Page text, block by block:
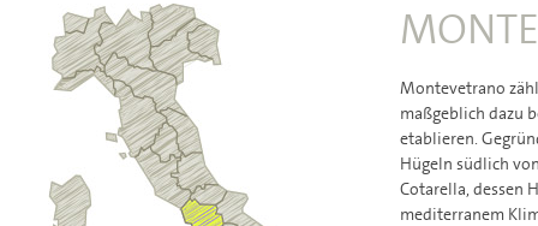
Montevetrano
maßgeblich dazu
etablieren.
Hügeln südlich
Cotarella, dessen
mediterranem